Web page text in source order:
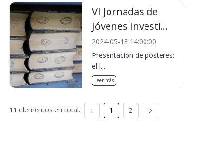
VI Jornadas de
Jóvenes Investi...
2024-05-13 14:00:00
Presentación de pósteres:
el l...
Leer más
11 elementos en total: 1 2